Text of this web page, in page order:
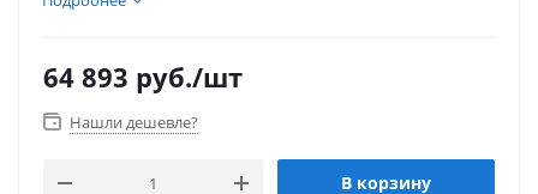
64 893 руб./шт
Нашли дешевле?
В корзину